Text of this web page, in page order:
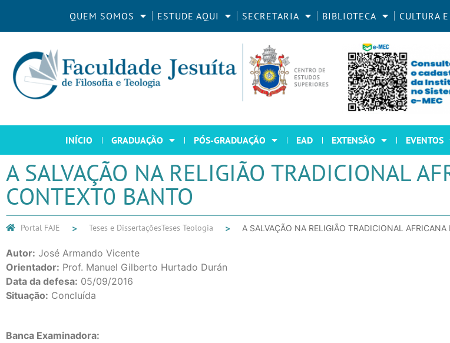
QUEM SOMOS ESTUDE AQUI SECRETARIA BIBLIOTECA CULTURA
INÍCIO GRADUAÇÃO PÓS-GRADUAÇÃO EAD EXTENSÃO EVENTOS
A SALVAÇÃO NA RELIGIÃO TRADICIONAL
CONTEXT0 BANTO
Portal FAJE Teses e DissertaçõesTeses Teologia A SALVAÇÃO NA RELIGIÃO TRADICIONAL
Autor: José Armando Vicente
Orientador: Prof. Manuel Gilberto Hurtado Durán
Data da defesa: 05/09/2016
Situação: Concluída
Banca Examinadora: